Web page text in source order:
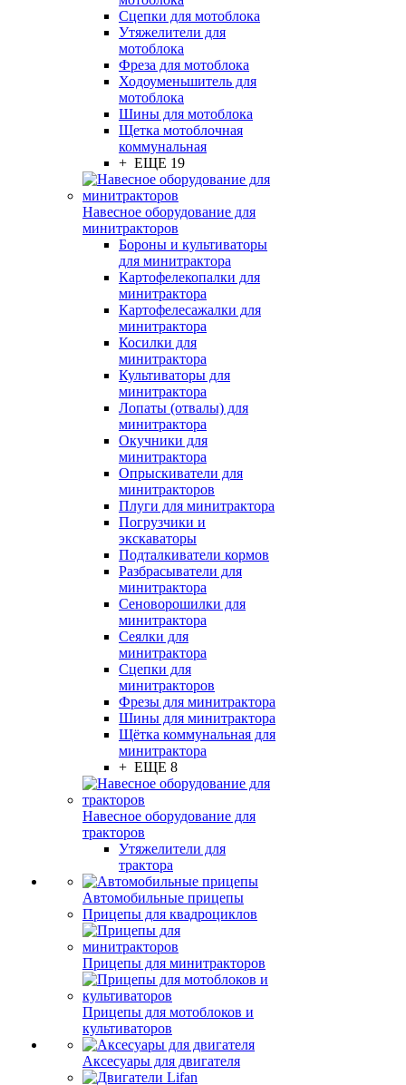
Сцепки для мотоблока
Утяжелители для
мотоблока
Фреза для мотоблока
Ходоуменьшитель для
мотоблока
Шины для мотоблока
Щетка мотоблочная
коммунальная
+ ЕЩЕ 19
Навесное оборудование для
минитракторов
Бороны и культиваторы
для минитрактора
Картофелекопалки для
минитрактора
Картофелесажалки для
минитрактора
Косилки для
минитрактора
Культиваторы для
минитрактора
Лопаты (отвалы) для
минитрактора
Окучники для
минитрактора
Опрыскиватели для
минитракторов
Плуги для минитрактора
Погрузчики и
экскаваторы
Подталкиватели кормов
Разбрасыватели для
минитрактора
Сеноворошилки для
минитрактора
Сеялки для
минитрактора
Сцепки для
минитракторов
Фрезы для минитрактора
Шины для минитрактора
Щётка коммунальная для
минитрактора
+ ЕЩЕ 8
Навесное оборудование для
тракторов
Утяжелители для
трактора
Автомобильные прицепы
Прицепы для квадроциклов
Прицепы для минитракторов
Прицепы для мотоблоков и
культиваторов
Аксесуары для двигателя